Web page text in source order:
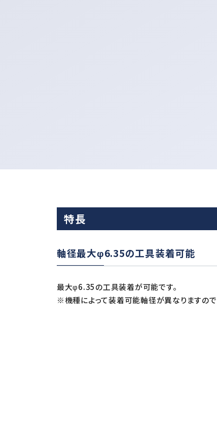
特長
軸径最大φ6.35の工具装着可能
最大φ6.35の工具装着が可能です。
※機種によって装着可能軸径が異なりますので